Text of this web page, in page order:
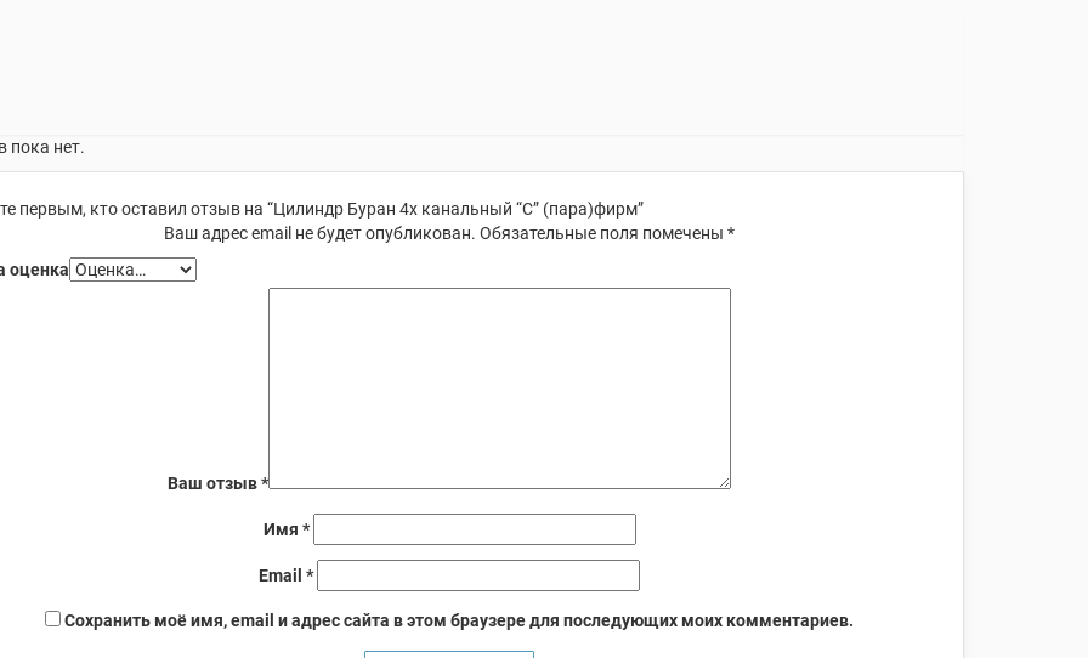
пока нет.
первым, кто оставил отзыв на “Цилиндр Буран 4х канальный “С” (пара)фирм”
Ваш адрес email не будет опубликован. Обязательные поля помечены*
оценка
Ваш отзыв*
Имя *
Email*
Сохранить моё имя, email и адрес сайта в этом браузере для последующих моих комментариев.